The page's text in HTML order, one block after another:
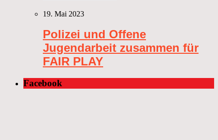
19. Mai 2023
Polizei und Offene
Jugendarbeit zusammen für
FAIR PLAY
Facebook